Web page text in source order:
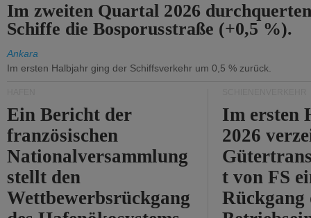
Im zweiten Quartal 2026
Schiffe die Bosporusstraße (+0,5 %).
Ankara
Im ersten Halbjahr ging der Schiffsverkehr um 0,5 % zurück.
Ein Bericht der
französischen
Nationalversammlung
stellt den
Wettbewerbsrückgang
Im ersten
2026
t von FS
Rückgang